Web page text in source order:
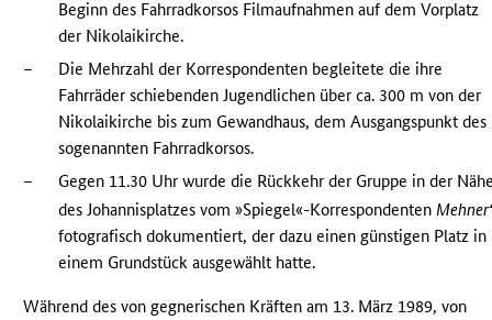
Beginn des Fahrradkorsos Filmaufnahmen auf dem Vorplatz
der Nikolaikirche.
–
Die Mehrzahl der Korrespondenten begleitete die ihre
Fahrräder schiebenden Jugendlichen über ca. 300 m von der
Nikolaikirche bis zum Gewandhaus, dem Ausgangspunkt des
sogenannten Fahrradkorsos.
–
Gegen 11.30 Uhr wurde die Rückkehr der Gruppe in der
des Johannisplatzes vom »Spiegel«-Korrespondenten Mehner
fotografisch dokumentiert, der dazu einen günstigen Platz in
einem Grundstück ausgewählt hatte.
Während des von gegnerischen Kräften am 13. März 1989, von